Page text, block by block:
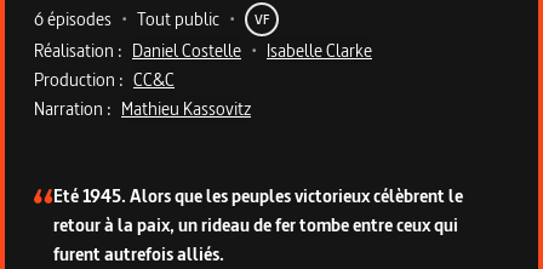
Metadata du programme
6 épisodes • Tout public • VF
Réalisation : Daniel Costelle • Isabelle Clarke
Production : CC&C
Narration : Mathieu Kassovitz
Description de la série
Eté 1945. Alors que les peuples victorieux célèbrent le
retour à la paix, un rideau de fer tombe entre ceux qui
furent autrefois alliés.